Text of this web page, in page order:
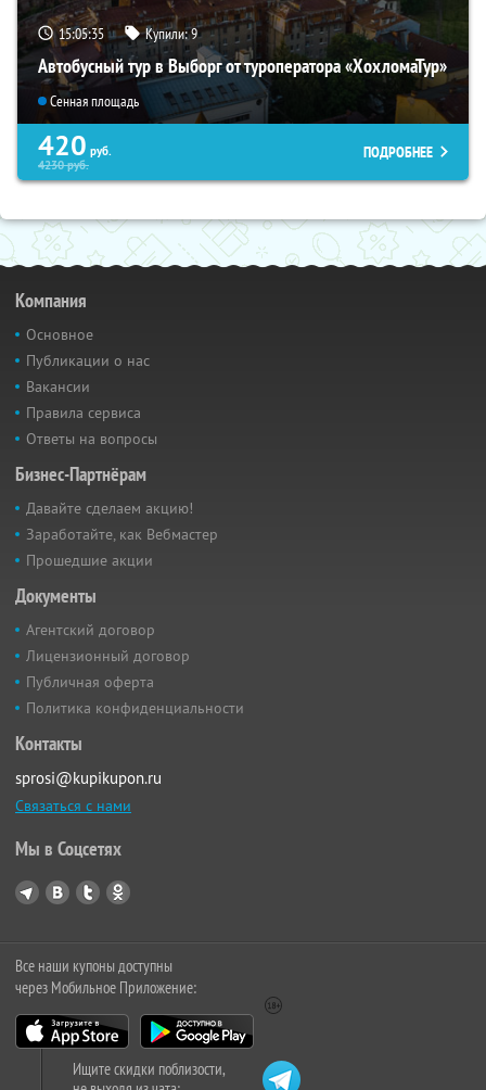
15:05:34 Купили:9
Автобусный тур в Выборг от туроператора «ХохломаТур»
Сенная площадь
420 руб.
4230руб.
ПОДРОБНЕЕ
Компания
Основное
Публикации о нас
Вакансии
Правила сервиса
Ответы на вопросы
Бизнес-Партнёрам
Давайте сделаем акцию!
Заработайте, как Вебмастер
Прошедшие акции
Документы
Агентский договор
Лицензионный договор
Публичная оферта
Политика конфиденциальности
Контакты
sprosi@kupikupon.ru
Связаться с нами
Мы в Соцсетях
Все наши купоны доступны
через Мобильное Приложение:
Ищите скидки поблизости,